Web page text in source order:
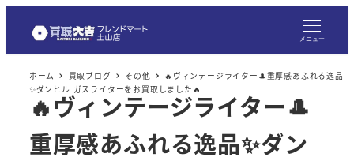
メニュー
ホーム 買取ブログ その他
🔥ヴィンテージライター🎩重厚感あふれる逸品
✨ダンヒル ガスライターをお買取しました🔥
🔥ヴィンテージライター🎩
重厚感あふれる逸品✨ダン